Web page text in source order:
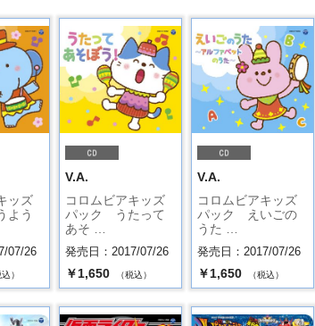
ッズ
よう
07/26
）
V.A.
コロムビアキッズ
パック うたって
あそ …
発売日：2017/07/26
￥1,650 （税込）
V.A.
コロムビアキッズ
パック えいごの
うた …
発売日：2017/07/26
￥1,650 （税込）